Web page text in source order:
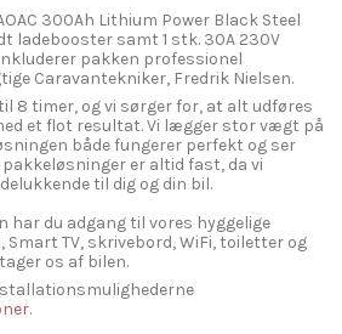
300Ah Lithium Power Black Steel
ladebooster samt 1 stk. 30A 230V
pakken professionel
Caravantekniker, Fredrik Nielsen.
8 timer, og vi sørger for, at alt udføres
et flot resultat. Vi lægger stor vægt på
både fungerer perfekt og ser
er altid fast, da vi
til dig og din bil.
har du adgang til vores hyggelige
Smart TV, skrivebord, WiFi, toiletter og
os af bilen.